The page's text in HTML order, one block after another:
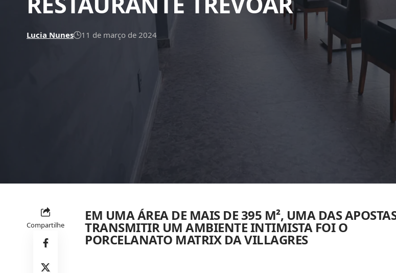
Lucia Nunes 11 de março de 2024
Compartilhe
EM UMA ÁREA DE MAIS DE 395 M², UMA DAS
TRANSMITIR UM AMBIENTE INTIMISTA FOI O
PORCELANATO MATRIX DA VILLAGRES